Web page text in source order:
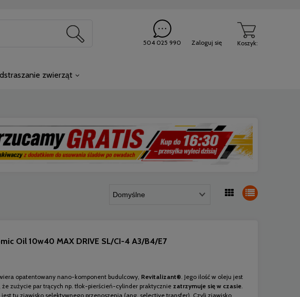
Koszyk:
504 025 990 Zaloguj się
zwierząt
Oil 10w40 MAX DRIVE SL/CI-4 A3/B4/E7
opatentowany nano-komponent budulcowy, Revitalizant® . Jego ilość w oleju jest
zużycie par trących np. tłok-pierścień-cylinder praktycznie zatrzymuje się w czasie.
tu zjawisko selektywnego przenoszenia (ang. selective transfer). Czyli zjawisko